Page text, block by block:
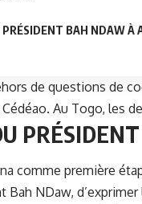
PRÉSIDENT BAH NDAW À
de questions de
Au Togo, les
comme première
Bah NDaw,